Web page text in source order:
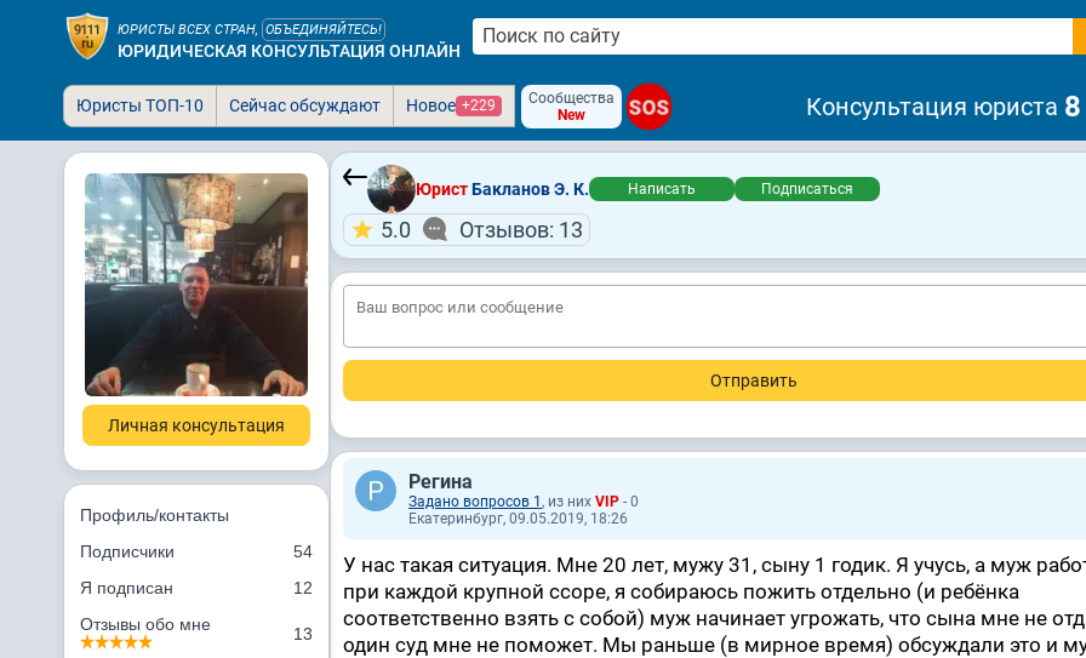
ЮРИСТЫ ВСЕХ СТРАН, ОБЪЕДИНЯЙТЕСЬ!
ЮРИДИЧЕСКАЯ КОНСУЛЬТАЦИЯ ОНЛАЙН
Юристы ТОП-10 Сейчас обсуждают Новое +229
Сообщества
New
SOS Консультация юриста
Личная консультация
Профиль/контакты
Подписчики
54
Я подписан
12
Отзывы обо мне
13
ЮристБакланов Э. К. Написать Подписаться
5.0 Отзывов: 13
Регина
Задано вопросов 1 , из них VIP - 0
Екатеринбург, 09.05.2019, 18:26
У нас такая ситуация. Мне 20 лет, мужу 31, сыну 1 годик. Я учусь, а муж
при каждой крупной ссоре, я собираюсь пожить отдельно (и ребёнка
соответственно взять с собой) муж начинает угрожать, что сына мне не
один суд мне не поможет. Мы раньше (в мирное время) обсуждали это и